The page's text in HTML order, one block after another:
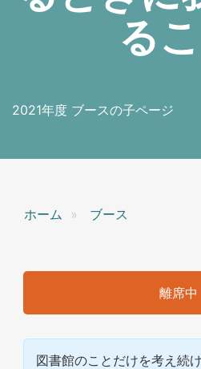
る
2021年度 ブースの子ページ
ホーム ブース
離席中
図書館のことだけを考え続